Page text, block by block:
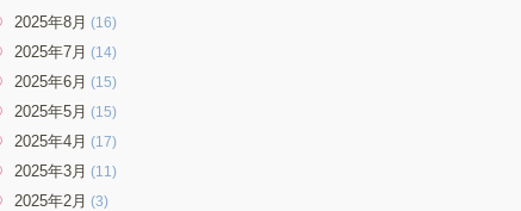
2025年8月 (16)
2025年7月 (14)
2025年6月 (15)
2025年5月 (15)
2025年4月 (17)
2025年3月 (11)
2025年2月 (3)